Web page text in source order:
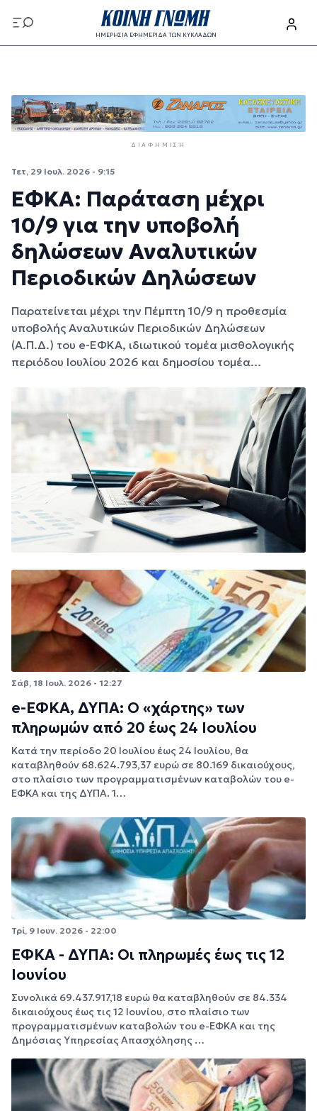
Παράκαμψη προς το κυρίως περιεχόμενο
ΗΜΕΡΗΣΙΑ ΕΦΗΜΕΡΙΔΑ ΤΩΝ ΚΥΚΛΑΔΩΝ
ΔΙΑΦΉΜΙΣΗ
Τετ, 29 Ιουλ. 2026 - 9:15
ΕΦΚΑ: Παράταση μέχρι
10/9 για την υποβολή
δηλώσεων Αναλυτικών
Περιοδικών Δηλώσεων
Παρατείνεται μέχρι την Πέμπτη 10/9 η προθεσμία
υποβολής Αναλυτικών Περιοδικών Δηλώσεων
(Α.Π.Δ.) του e-ΕΦΚΑ, ιδιωτικού τομέα μισθολογικής
περιόδου Ιουλίου 2026 και δημοσίου τομέα…
Σάβ, 18 Ιουλ. 2026 - 12:27
e-ΕΦΚΑ, ΔΥΠΑ: Ο «χάρτης» των
πληρωμών από 20 έως 24 Ιουλίου
Κατά την περίοδο 20 Ιουλίου έως 24 Ιουλίου, θα
καταβληθούν 68.624.793,37 ευρώ σε 80.169 δικαιούχους,
στο πλαίσιο των προγραμματισμένων καταβολών του e-
ΕΦΚΑ και της ΔΥΠΑ. 1…
Τρί, 9 Ιουν. 2026 - 22:00
ΕΦΚΑ - ΔΥΠΑ: Οι πληρωμές έως τις 12
Ιουνίου
Συνολικά 69.437.917,18 ευρώ θα καταβληθούν σε 84.334
δικαιούχους έως τις 12 Ιουνίου, στο πλαίσιο των
προγραμματισμένων καταβολών του e-ΕΦΚΑ και της
Δημόσιας Υπηρεσίας Απασχόλησης …